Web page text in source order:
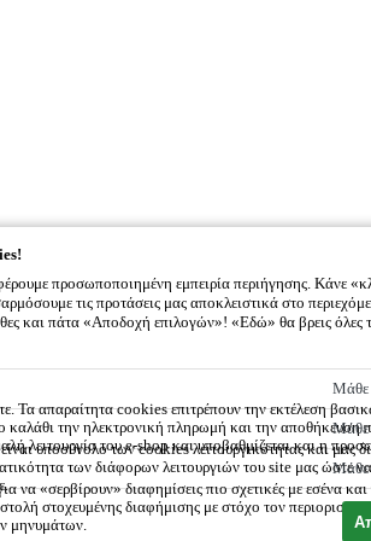
προσωποποιημένη εμπειρία περιήγησης. Κάνε
τις προτάσεις μας αποκλειστικά στο
και πάτα «Αποδοχή επιλογών»! «Εδώ» θα βρεις όλες
Μάθε
Τα απαραίτητα cookies επιτρέπουν την εκτέλεση
την ηλεκτρονική πληρωμή και την αποθήκευση
λειτουργία του e-shop και υποβαθμίζεται και η
Μάθε
υποσύνολο των cookies λειτουργικότητας και μας
των διάφορων λειτουργιών του site μας ώστε
Μάθε
«σερβίρουν» διαφημίσεις πιο σχετικές με εσένα και
στοχευμένης διαφήμισης με στόχο τον περιορισμό
μηνυμάτων.